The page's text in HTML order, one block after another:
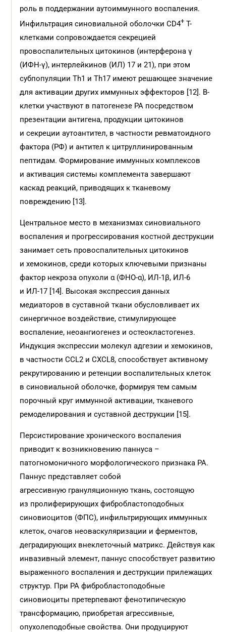
роль в поддержании аутоиммунного воспаления.
Инфильтрация синовиальной оболочки CD4+ Т-
клетками сопровождается секрецией
провоспалительных цитокинов (интерферона γ
(ИФН-γ), интерлейкинов (ИЛ) 17 и 21), при этом
субпопуляции Th1 и Th17 имеют решающее значение
для активации других иммунных эффекторов [12]. В-
клетки участвуют в патогенезе РА посредством
презентации антигена, продукции цитокинов
и секреции аутоантител, в частности ревматоидного
фактора (РФ) и антител к цитруллинированным
пептидам. Формирование иммунных комплексов
и активация системы комплемента завершают
каскад реакций, приводящих к тканевому
повреждению [13].
Центральное место в механизмах синовиального
воспаления и прогрессирования костной деструкции
занимает сеть провоспалительных цитокинов
и хемокинов, среди которых ключевыми признаны
фактор некроза опухоли α (ФНО-α), ИЛ-1β, ИЛ-6
и ИЛ-17 [14]. Высокая экспрессия данных
медиаторов в суставной ткани обусловливает их
синергичное воздействие, стимулирующее
воспаление, неоангиогенез и остеокластогенез.
Индукция экспрессии молекул адгезии и хемокинов,
в частности CCL2 и CXCL8, способствует активному
рекрутированию и ретенции воспалительных клеток
в синовиальной оболочке, формируя тем самым
порочный круг иммунной активации, тканевого
ремоделирования и суставной деструкции [15].
Персистирование хронического воспаления
приводит к возникновению паннуса –
патогномоничного морфологического признака РА.
Паннус представляет собой
агрессивную грануляционную ткань, состоящую
из пролиферирующих фибробластоподобных
синовиоцитов (ФПС), инфильтрирующих иммунных
клеток, очагов неоваскуляризации и ферментов,
деградирующих внеклеточный матрикс. Действуя как
инвазивный элемент, паннус способствует развитию
выраженного воспаления и деструкции прилежащих
структур. При РА фибробластоподобные
синовиоциты претерпевают фенотипическую
трансформацию, приобретая агрессивные,
опухолеподобные свойства. Они продуцируют